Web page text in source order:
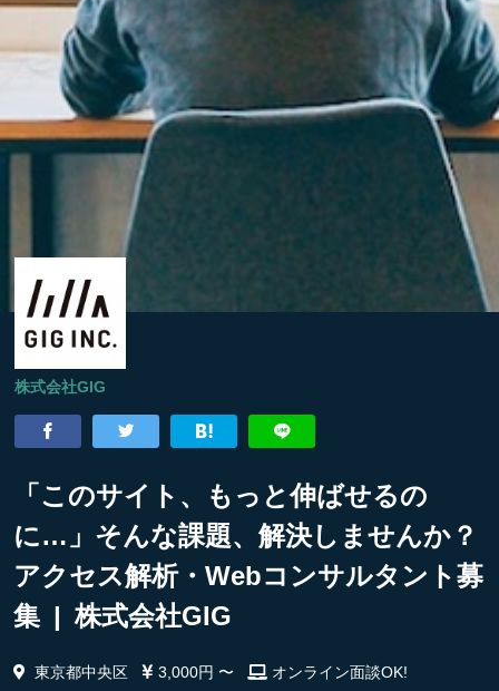
株式会社GIG
「このサイト、もっと伸ばせるの
に…」そんな課題、解決しませんか？
アクセス解析・Webコンサルタント募
集 | 株式会社GIG
東京都中央区 3,000円 〜 オンライン面談OK!